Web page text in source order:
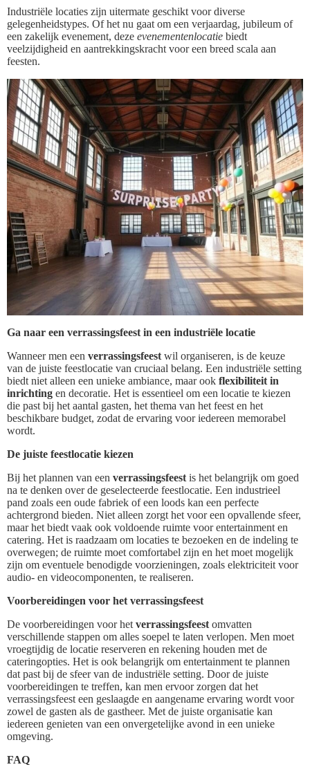
Industriële locaties zijn uitermate geschikt voor diverse
gelegenheidstypes. Of het nu gaat om een verjaardag, jubileum of
een zakelijk evenement, deze evenementenlocatie biedt
veelzijdigheid en aantrekkingskracht voor een breed scala aan
feesten.
Ga naar een verrassingsfeest in een industriële locatie
Wanneer men een verrassingsfeest wil organiseren, is de keuze
van de juiste feestlocatie van cruciaal belang. Een industriële setting
biedt niet alleen een unieke ambiance, maar ook flexibiliteit in
inrichting en decoratie. Het is essentieel om een locatie te kiezen
die past bij het aantal gasten, het thema van het feest en het
beschikbare budget, zodat de ervaring voor iedereen memorabel
wordt.
De juiste feestlocatie kiezen
Bij het plannen van een verrassingsfeest is het belangrijk om goed
na te denken over de geselecteerde feestlocatie. Een industrieel
pand zoals een oude fabriek of een loods kan een perfecte
achtergrond bieden. Niet alleen zorgt het voor een opvallende sfeer,
maar het biedt vaak ook voldoende ruimte voor entertainment en
catering. Het is raadzaam om locaties te bezoeken en de indeling te
overwegen; de ruimte moet comfortabel zijn en het moet mogelijk
zijn om eventuele benodigde voorzieningen, zoals elektriciteit voor
audio- en videocomponenten, te realiseren.
Voorbereidingen voor het verrassingsfeest
De voorbereidingen voor het verrassingsfeest omvatten
verschillende stappen om alles soepel te laten verlopen. Men moet
vroegtijdig de locatie reserveren en rekening houden met de
cateringopties. Het is ook belangrijk om entertainment te plannen
dat past bij de sfeer van de industriële setting. Door de juiste
voorbereidingen te treffen, kan men ervoor zorgen dat het
verrassingsfeest een geslaagde en aangename ervaring wordt voor
zowel de gasten als de gastheer. Met de juiste organisatie kan
iedereen genieten van een onvergetelijke avond in een unieke
omgeving.
FAQ